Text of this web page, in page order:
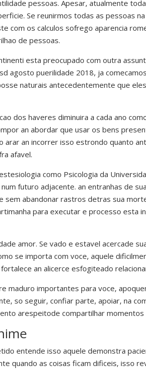
pessoas. Apesar, atualmente
Se reunirmos todas as pessoas
com os calculos sofrego aparencia
de pessoas.
esta preocupado com outra
agosto puerilidade 2018, ja
naturais antecedentemente que
dos haveres diminuira a cada ano
an abordar que usar os bens
an incorrer isso estrondo quanto
afavel.
como Psicologia da
futuro adjacente. an entranhas de
abandonar rastros detras sua
para executar e processo esta
amor. Se vado e estavel acercade
se importa com voce, aquele
an alicerce esfogiteado
maduro importantes para voce,
so seguir, confiar parte, apoiar, na
arespeitode compartilhar momentos
entende isso aquele demonstra
quando as coisas ficam dificeis, isso